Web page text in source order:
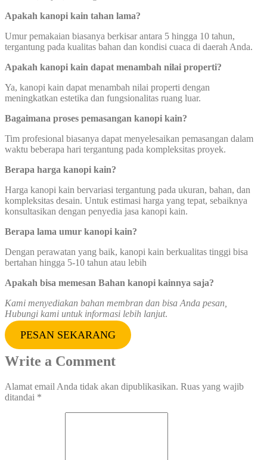
Apakah kanopi kain tahan lama?
Umur pemakaian biasanya berkisar antara 5 hingga 10 tahun,
tergantung pada kualitas bahan dan kondisi cuaca di daerah Anda.
Apakah kanopi kain dapat menambah nilai properti?
Ya, kanopi kain dapat menambah nilai properti dengan
meningkatkan estetika dan fungsionalitas ruang luar.
Bagaimana proses pemasangan kanopi kain?
Tim profesional biasanya dapat menyelesaikan pemasangan dalam
waktu beberapa hari tergantung pada kompleksitas proyek.
Berapa harga kanopi kain?
Harga kanopi kain bervariasi tergantung pada ukuran, bahan, dan
kompleksitas desain. Untuk estimasi harga yang tepat, sebaiknya
konsultasikan dengan penyedia jasa kanopi kain.
Berapa lama umur kanopi kain?
Dengan perawatan yang baik, kanopi kain berkualitas tinggi bisa
bertahan hingga 5-10 tahun atau lebih
Apakah bisa memesan Bahan kanopi kainnya saja?
Kami menyediakan bahan membran dan bisa Anda pesan,
Hubungi kami untuk informasi lebih lanjut.
PESAN SEKARANG
Write a Comment
Alamat email Anda tidak akan dipublikasikan. Ruas yang wajib
ditandai *